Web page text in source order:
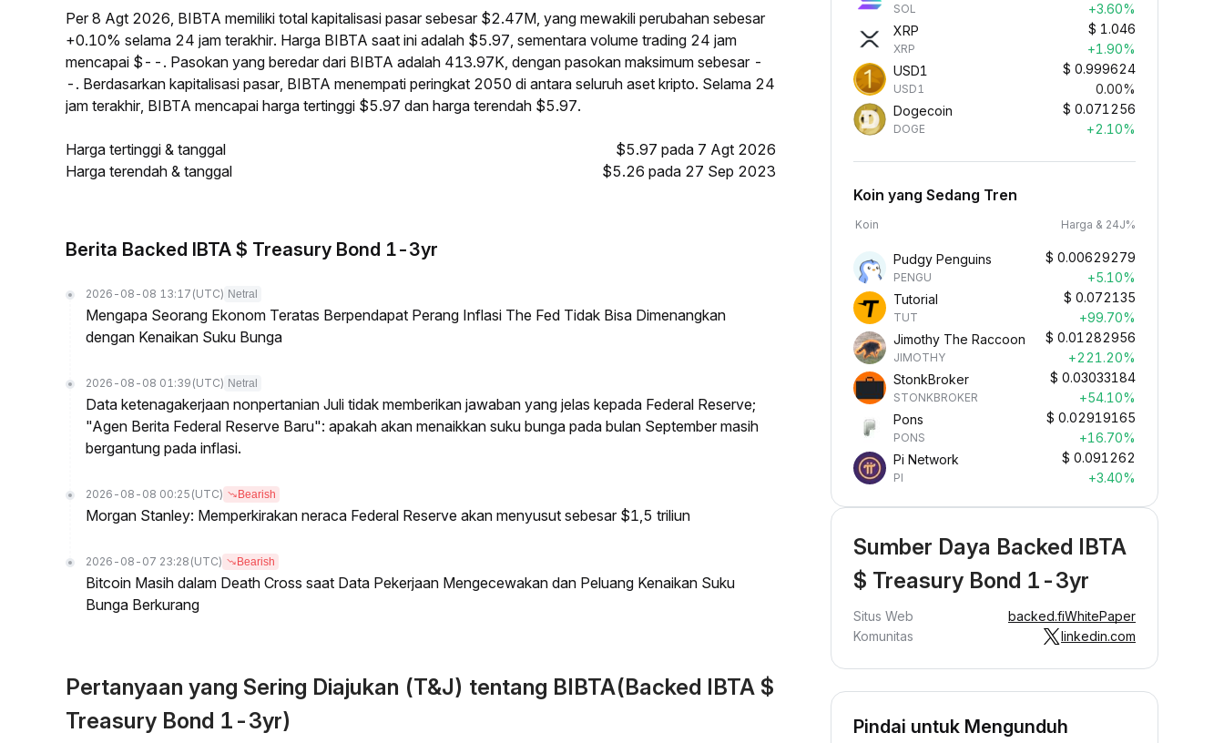
Per 8 Agt 2026, BIBTA memiliki total kapitalisasi pasar sebesar $2.47M, yang mewakili perubahan sebesar
+0.10% selama 24 jam terakhir. Harga BIBTA saat ini adalah $5.97, sementara volume trading 24 jam
mencapai $--. Pasokan yang beredar dari BIBTA adalah 413.97K, dengan pasokan maksimum sebesar -
-. Berdasarkan kapitalisasi pasar, BIBTA menempati peringkat 2050 di antara seluruh aset kripto. Selama 24
jam terakhir, BIBTA mencapai harga tertinggi $5.97 dan harga terendah $5.97.
Harga tertinggi & tanggal
$5.97 pada 7 Agt 2026
Harga terendah & tanggal
$5.26 pada 27 Sep 2023
Berita Backed IBTA $ Treasury Bond 1-3yr
2026-08-08 13:17 (UTC) Netral
Mengapa Seorang Ekonom Teratas Berpendapat Perang Inflasi The Fed Tidak Bisa Dimenangkan
dengan Kenaikan Suku Bunga
2026-08-08 01:39 (UTC) Netral
Data ketenagakerjaan nonpertanian Juli tidak memberikan jawaban yang jelas kepada Federal Reserve;
"Agen Berita Federal Reserve Baru": apakah akan menaikkan suku bunga pada bulan September masih
bergantung pada inflasi.
2026-08-08 00:25 (UTC) Bearish
Morgan Stanley: Memperkirakan neraca Federal Reserve akan menyusut sebesar $1,5 triliun
2026-08-07 23:28 (UTC) Bearish
Bitcoin Masih dalam Death Cross saat Data Pekerjaan Mengecewakan dan Peluang Kenaikan Suku
Bunga Berkurang
Pertanyaan yang Sering Diajukan (T&J) tentang BIBTA(Backed IBTA $
Treasury Bond 1-3yr)
SOL
+3.60%
XRP
XRP
$ 1.046
+1.90%
USD1
USD1
$ 0.999624
0.00%
Dogecoin
DOGE
$ 0.071256
+2.10%
Koin yang Sedang Tren
Koin Harga & 24J%
Pudgy Penguins
PENGU
$ 0.00629279
+5.10%
Tutorial
TUT
$ 0.072135
+99.70%
Jimothy The Raccoon
JIMOTHY
$ 0.01282956
+221.20%
StonkBroker
STONKBROKER
$ 0.03033184
+54.10%
Pons
PONS
$ 0.02919165
+16.70%
Pi Network
PI
$ 0.091262
+3.40%
Sumber Daya Backed IBTA
$ Treasury Bond 1-3yr
Situs Web backed.fiWhitePaper
Komunitas
linkedin.com
Pindai untuk Mengunduh